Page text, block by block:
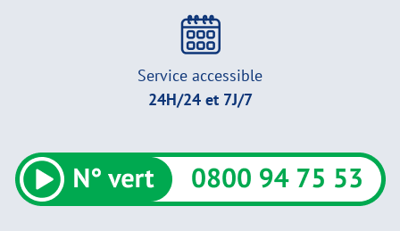
Service accessible
24H/24 et 7J/7